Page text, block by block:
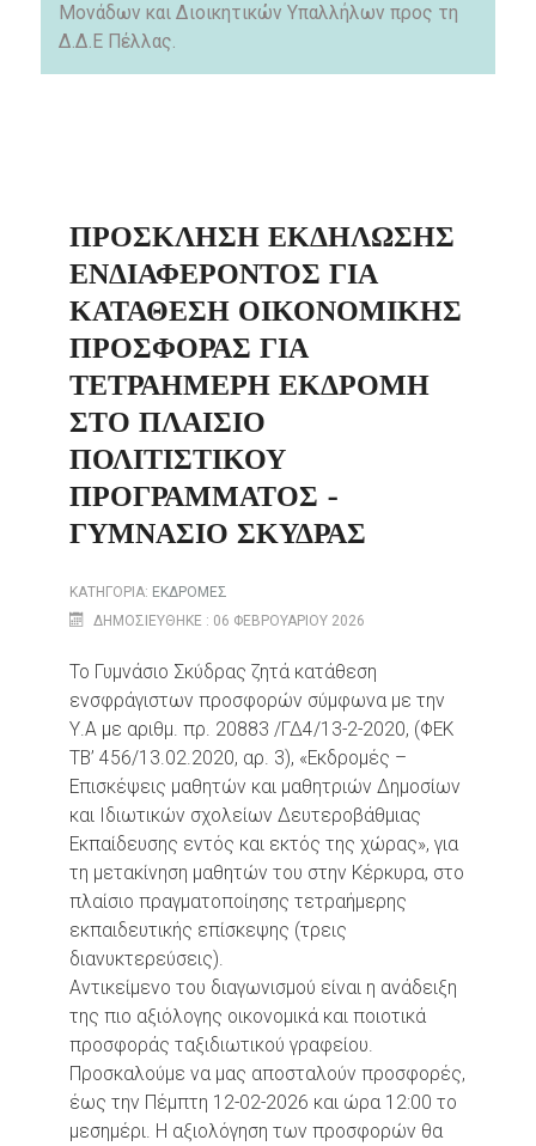
Μονάδων και Διοικητικών Υπαλλήλων προς τη
Δ.Δ.Ε Πέλλας.
ΠΡΌΣΚΛΗΣΗ ΕΚΔΉΛΩΣΗΣ
ΕΝΔΙΑΦΈΡΟΝΤΟΣ ΓΙΑ
ΚΑΤΆΘΕΣΗ ΟΙΚΟΝΟΜΙΚΉΣ
ΠΡΟΣΦΟΡΆΣ ΓΙΑ
ΤΕΤΡΑΉΜΕΡΗ ΕΚΔΡΟΜΉ
ΣΤΟ ΠΛΑΊΣΙΟ
ΠΟΛΙΤΙΣΤΙΚΟΎ
ΠΡΟΓΡΆΜΜΑΤΟΣ -
ΓΥΜΝΆΣΙΟ ΣΚΎΔΡΑΣ
ΚΑΤΗΓΟΡΊΑ: ΕΚΔΡΟΜΕΣ
ΔΗΜΟΣΙΕΎΘΗΚΕ : 06 ΦΕΒΡΟΥΑΡΊΟΥ 2026
Το Γυμνάσιο Σκύδρας ζητά κατάθεση
ενσφράγιστων προσφορών σύμφωνα με την
Υ.Α με αριθμ. πρ. 20883 /ΓΔ4/13-2-2020, (ΦΕΚ
ΤB’ 456/13.02.2020, αρ. 3), «Εκδρομές –
Επισκέψεις μαθητών και μαθητριών Δημοσίων
και Ιδιωτικών σχολείων Δευτεροβάθμιας
Εκπαίδευσης εντός και εκτός της χώρας», για
τη μετακίνηση μαθητών του στην Κέρκυρα, στο
πλαίσιο πραγματοποίησης τετραήμερης
εκπαιδευτικής επίσκεψης (τρεις
διανυκτερεύσεις).
Αντικείμενο του διαγωνισμού είναι η ανάδειξη
της πιο αξιόλογης οικονομικά και ποιοτικά
προσφοράς ταξιδιωτικού γραφείου.
Προσκαλούμε να μας αποσταλούν προσφορές,
έως την Πέμπτη 12-02-2026 και ώρα 12:00 το
μεσημέρι. Η αξιολόγηση των προσφορών θα